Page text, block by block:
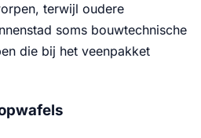
terwijl oudere
soms bouwtechnische
die bij het veenpakket